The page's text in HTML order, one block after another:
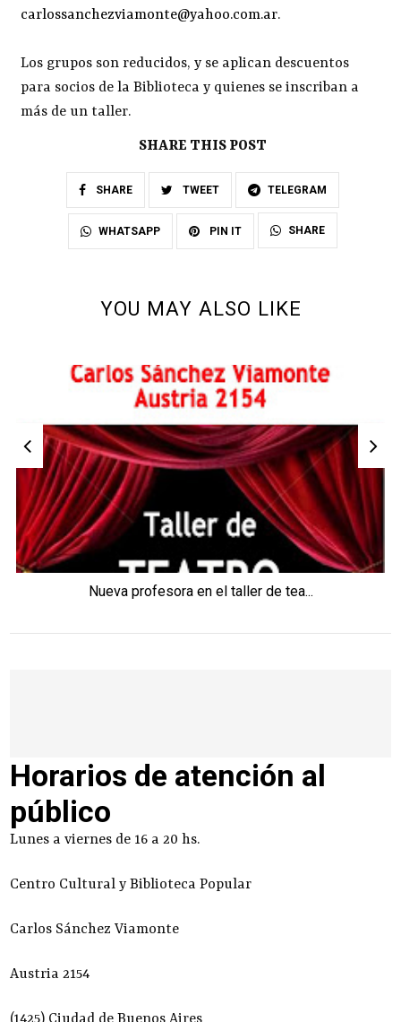
carlossanchezviamonte@yahoo.com.ar.
Los grupos son reducidos, y se aplican descuentos
para socios de la Biblioteca y quienes se inscriban a
más de un taller.
SHARE THIS POST
SHARE TWEET TELEGRAM
WHATSAPP PIN IT SHARE
YOU MAY ALSO LIKE
Nueva profesora en el taller de tea...
Horarios de atención al
público
Lunes a viernes de 16 a 20 hs.
Centro Cultural y Biblioteca Popular
Carlos Sánchez Viamonte
Austria 2154